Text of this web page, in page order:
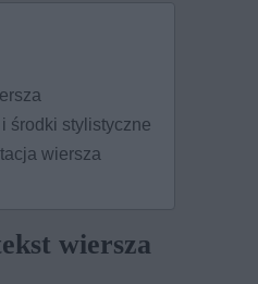
środki stylistyczne
wiersza
wiersza